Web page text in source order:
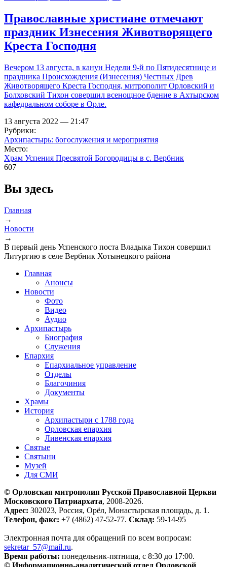
Православные христиане отмечают
праздник Изнесения Животворящего
Креста Господня
Вечером 13 августа, в канун Недели 9-й по Пятидесятнице и
праздника Происхождения (Изнесения) Честных Древ
Животворящего Креста Господня, митрополит Орловский и
Болховский Тихон совершил всенощное бдение в Ахтырском
кафедральном соборе в Орле.
13 августа 2022 — 21:47
Рубрики:
Архипастырь: богослужения и мероприятия
Место:
Храм Успения Пресвятой Богородицы в с. Вербник
607
Вы здесь
Главная
→
Новости
→
В первый день Успенского поста Владыка Тихон совершил
Литургию в селе Вербник Хотынецкого района
Главная
Анонсы
Новости
Фото
Видео
Аудио
Архипастырь
Биография
Служения
Епархия
Епархиальное управление
Отделы
Благочиния
Документы
Храмы
История
Архипастыри с 1788 года
Орловская епархия
Ливенская епархия
Святые
Святыни
Музей
Для СМИ
© Орловская митрополия Русской Православной Церкви
Московского Патриархата, 2008-2026.
Адрес: 302023, Россия, Орёл, Монастырская площадь, д. 1.
Телефон, факс: +7 (4862) 47-52-77. Склад: 59-14-95
Электронная почта для обращений по всем вопросам:
sekretar_57@mail.ru.
Время работы: понедельник-пятница, с 8:30 до 17:00.
© Информационно-аналитический отдел Орловской